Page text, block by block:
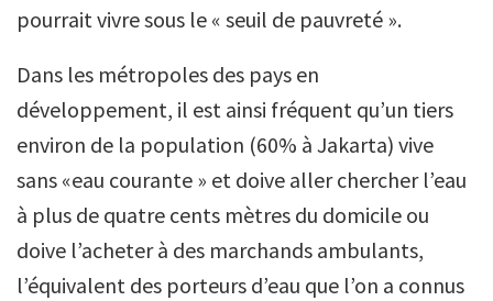
pourrait vivre sous le « seuil de pauvreté ».
Dans les métropoles des pays en
développement, il est ainsi fréquent qu’un tiers
environ de la population (60% à Jakarta) vive
sans «eau courante » et doive aller chercher l’eau
à plus de quatre cents mètres du domicile ou
doive l’acheter à des marchands ambulants,
l’équivalent des porteurs d’eau que l’on a connus